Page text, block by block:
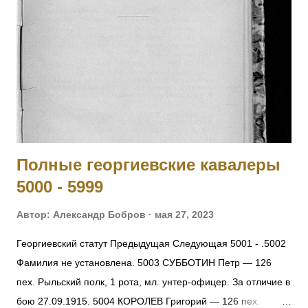
Государственным гербом и цепочкой. 25.02.1915 при д.
Березины, получив ранение, был эвакуирован в госпиталь и
больше в полк не возвращался. Произведен в прапорщики.
На август 1916 года находился в 188-м пех. запасном
полку. Имеет кресты 2 ст. No 446, 3 ст. № 17033 и 4 ст. №
121138 за Русско-Японскую войну. [II-452] Знаменщик
подпрапорщик Никифор Удалых, сражаясь с германск...
Полные георгиевские кавалеры
5000 - 5999
Автор: Александр Бобров мая 27, 2023
Георгиевский статут Предыдущая Следующая 5001 - .5002
Фамилия не установлена. 5003 СУББОТИН Петр — 126
пех. Рыльский полк, 1 рота, мл. унтер-офицер. За отличие в
бою 27.09.1915. 5004 КОРОЛЕВ Григорий — 126 пех.